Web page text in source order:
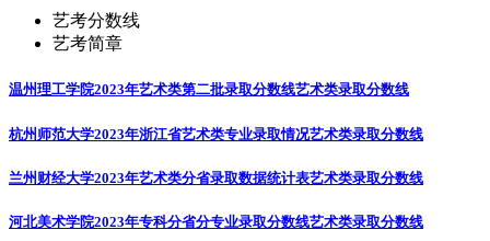
艺考分数线
艺考简章
温州理工学院2023年艺术类第二批录取分数线艺术类录取分数线
杭州师范大学2023年浙江省艺术类专业录取情况艺术类录取分数线
兰州财经大学2023年艺术类分省录取数据统计表艺术类录取分数线
河北美术学院2023年专科分省分专业录取分数线艺术类录取分数线